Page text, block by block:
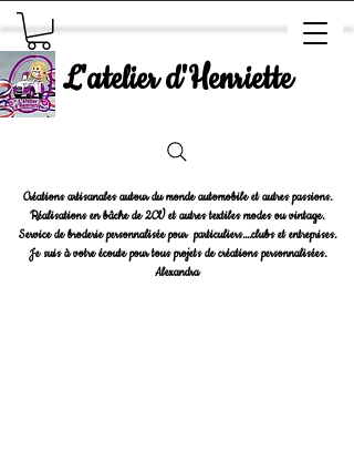
L'atelier d'Henriette
Créations artisanales autour du monde automobile et autres passions.
Réalisations en bâche de 2CV et autres textiles modes ou vintage.
Service de broderie personnalisée pour particuliers....clubs et entreprises.
Je suis à votre écoute pour tous projets de créations personnalisées.
Alexandra